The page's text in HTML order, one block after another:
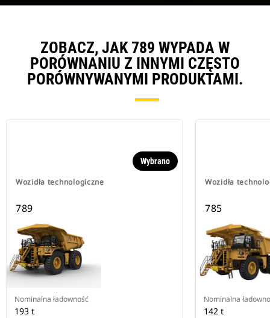
ZOBACZ, JAK 789 WYPADA W
PORÓWNANIU Z INNYMI CZĘSTO
PORÓWNYWANYMI PRODUKTAMI.
Wozidła technologiczne
Wybrano
789
Nominalna ładowność
193 t
Wozidła
785
Nominalna
142 t